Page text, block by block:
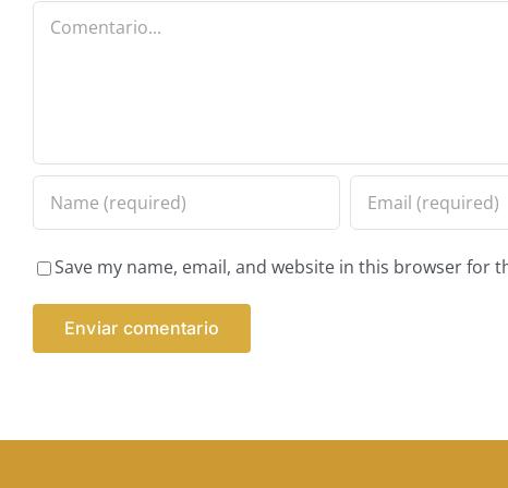
Comentario
Save my name, email, and website in this browser for